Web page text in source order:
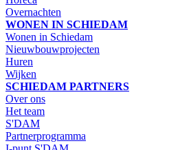
Overnachten
WONEN IN SCHIEDAM
Wonen in Schiedam
Nieuwbouwprojecten
Huren
Wijken
SCHIEDAM PARTNERS
Over ons
Het team
S'DAM
Partnerprogramma